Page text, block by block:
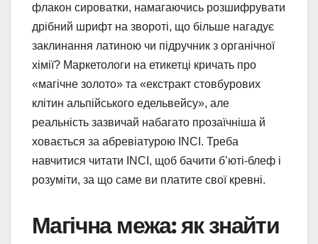
флакон сироватки, намагаючись розшифрувати
дрібний шрифт на звороті, що більше нагадує
заклинання латиною чи підручник з органічної
хімії? Маркетологи на етикетці кричать про
«магічне золото» та «екстракт стовбурових
клітин альпійського едельвейсу», але
реальність зазвичай набагато прозаїчніша й
ховається за абревіатурою INCI. Треба
навчитися читати INCI, щоб бачити б’юті-блеф і
розуміти, за що саме ви платите свої кревні.
Магічна межа: як знайти